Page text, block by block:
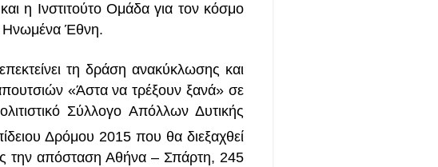
η Ινστιτούτο Ομάδα για τον κόσμο
Ηνωμένα Έθνη.
τη δράση ανακύκλωσης και
«Άστα να τρέξουν ξανά» σε
Σύλλογο Απόλλων Δυτικής
Δρόμου 2015 που θα διεξαχθεί
την απόσταση Αθήνα – Σπάρτη, 245